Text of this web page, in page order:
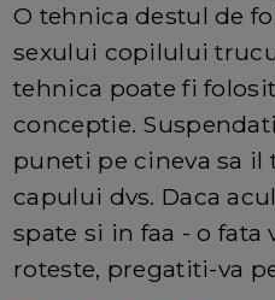
O tehnica destul de
sexului copilului
tehnica poate fi
conceptie.
puneti pe cineva sa il
capului dvs. Daca
spate si in faa - o fata
roteste, pregatiti-va